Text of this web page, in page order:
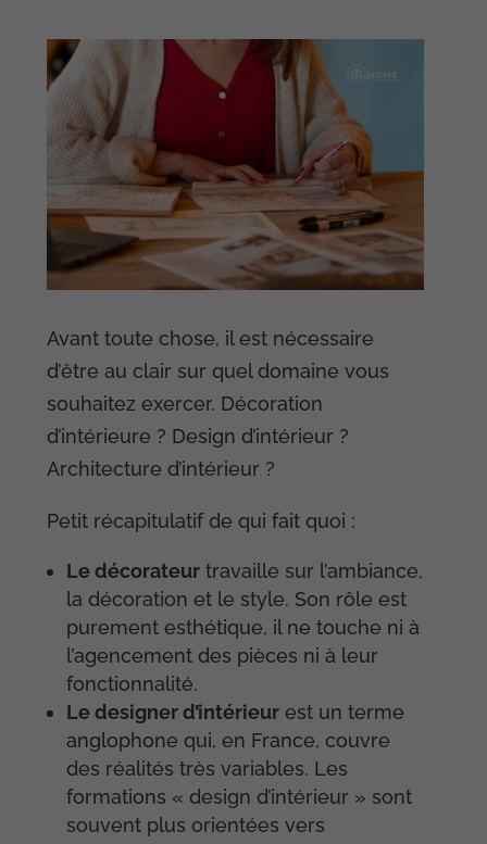
Avant toute chose, il est nécessaire
d’être au clair sur quel domaine vous
souhaitez exercer. Décoration
d’intérieure ? Design d’intérieur ?
Architecture d’intérieur ?
Petit récapitulatif de qui fait quoi :
Le décorateur travaille sur l’ambiance,
la décoration et le style. Son rôle est
purement esthétique, il ne touche ni à
l’agencement des pièces ni à leur
fonctionnalité.
Le designer d’intérieur est un terme
anglophone qui, en France, couvre
des réalités très variables. Les
formations « design d’intérieur » sont
souvent plus orientées vers